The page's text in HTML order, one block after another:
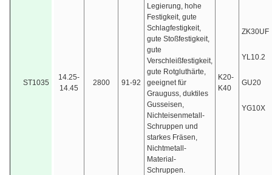
ST1035
14.25-
14.45
2800 91-92
Legierung, hohe
Festigkeit, gute
Schlagfestigkeit,
gute Stoßfestigkeit,
gute
Verschleißfestigkeit,
gute Rotgluthärte,
geeignet für
Grauguss, duktiles
Gusseisen,
Nichteisenmetall-
Schruppen und
starkes Fräsen,
Nichtmetall-
Material-
Schruppen.
K20-
K40
ZK30UF
YL10.2
GU20
YG10X